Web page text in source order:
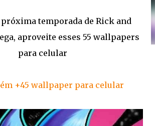
próxima temporada de Rick and
aproveite esses 55 wallpapers
para celular
+45 wallpaper para celular